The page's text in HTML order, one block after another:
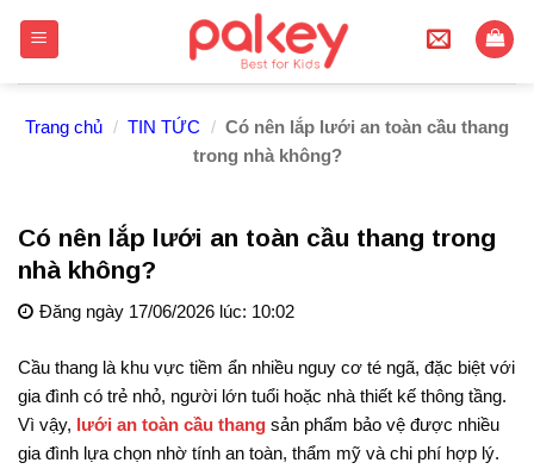
Trang chủ / TIN TỨC / Có nên lắp lưới an toàn cầu thang
trong nhà không?
Có nên lắp lưới an toàn cầu thang trong
nhà không?
Đăng ngày 17/06/2026 lúc: 10:02
Cầu thang là khu vực tiềm ẩn nhiều nguy cơ té ngã, đặc biệt với
gia đình có trẻ nhỏ, người lớn tuổi hoặc nhà thiết kế thông tầng.
Vì vậy, lưới an toàn cầu thang sản phẩm bảo vệ được nhiều
gia đình lựa chọn nhờ tính an toàn, thẩm mỹ và chi phí hợp lý.